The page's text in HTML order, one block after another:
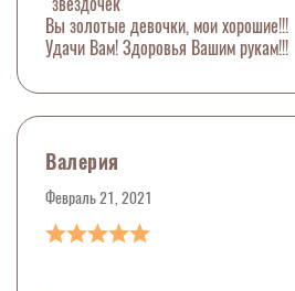
Вы золотые девочки, мои хорошие!!!
Удачи Вам! Здоровья Вашим рукам!!!
Валерия
Февраль 21, 2021